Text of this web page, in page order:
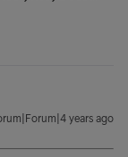
years ago